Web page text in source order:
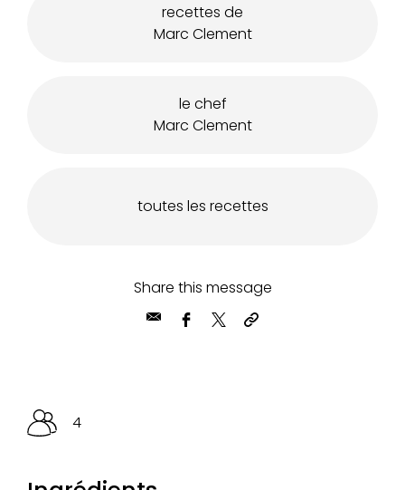
recettes de
Marc Clement
le chef
Marc Clement
toutes les recettes
Share this message
4